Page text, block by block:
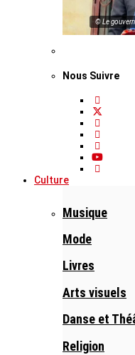
© Le
Nous Suivre
Culture
Musique
Mode
Livres
Arts visuels
Danse et
Religion